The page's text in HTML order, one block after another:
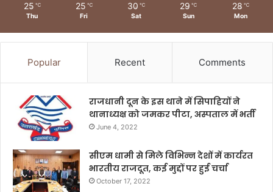
25 ℃
Thu
25 ℃
Fri
30 ℃
Sat
29 ℃
Sun
28 ℃
Mon
Popular Recent Comments
राजधानी दून के इस थाने में सिपाहियों ने
थानाध्यक्ष को जमकर पीटा, अस्पताल में भर्ती
June 4, 2022
सीएम धामी से मिले विभिन्न देशों में कार्यरत
भारतीय राजदूत, कई मुद्दों पर हुई चर्चा
October 17, 2022